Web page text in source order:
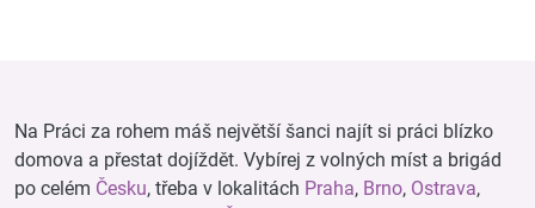
Na Práci za rohem máš největší šanci najít si práci blízko
domova a přestat dojíždět. Vybírej z volných míst a brigád
po celém Česku, třeba v lokalitách Praha, Brno, Ostrava,